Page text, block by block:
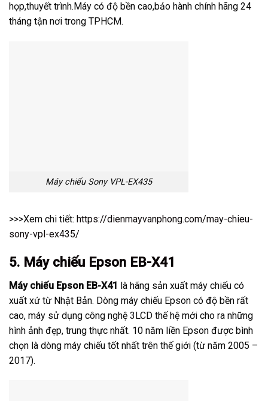
họp,thuyết trình.Máy có độ bền cao,bảo hành chính hãng 24
tháng tận nơi trong TPHCM.
Máy chiếu Sony VPL-EX435
>>>Xem chi tiết: https://dienmayvanphong.com/may-chieu-
sony-vpl-ex435/
5. Máy chiếu Epson EB-X41
Máy chiếu Epson EB-X41 là hãng sản xuất máy chiếu có
xuất xứ từ Nhật Bản. Dòng máy chiếu Epson có độ bền rất
cao, máy sử dụng công nghệ 3LCD thế hệ mới cho ra những
hình ảnh đẹp, trung thực nhất. 10 năm liền Epson được bình
chọn là dòng máy chiếu tốt nhất trên thế giới (từ năm 2005 –
2017).